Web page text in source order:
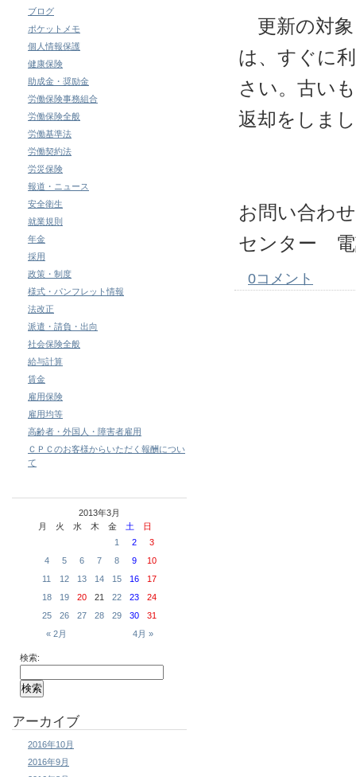
更新の対象
は、すぐに
さい。古い
返却をしま
お問い合わ
センター 電
0コメント
ブログ
ポケットメモ
個人情報保護
健康保険
助成金・奨励金
労働保険事務組合
労働保険全般
労働基準法
労働契約法
労災保険
報道・ニュース
安全衛生
就業規則
年金
採用
政策・制度
様式・パンフレット情報
法改正
派遣・請負・出向
社会保険全般
給与計算
賃金
雇用保険
雇用均等
高齢者・外国人・障害者雇用
ＣＰＣのお客様からいただく報酬につい
て
2013年3月
月
火 水 木 金 土 日
« 2月 4月 »
1 2
3
4
5 6 7 8 9
10
11
12 13 14 15 16
17
18
19 20 21 22 23
24
25
26 27 28 29 30 31
検索:
アーカイブ
2016年10月
2016年9月